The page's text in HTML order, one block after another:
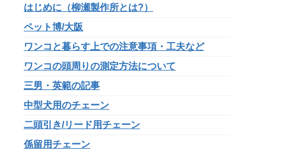
はじめに（柳瀬製作所とは?）
ペット博/大阪
ワンコと暮らす上での注意事項・工夫など
ワンコの頭周りの測定方法について
三男・英範の記事
中型犬用のチェーン
二頭引き/リード用チェーン
係留用チェーン